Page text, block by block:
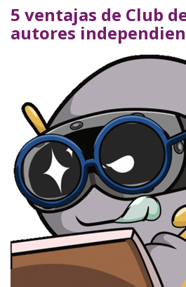
5 ventajas de Club
autores